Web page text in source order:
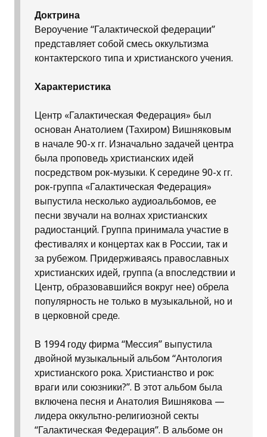
Доктрина
Вероучение “Галактической федерации”
представляет собой смесь оккультизма
контактерского типа и христианского учения.
Характеристика
Центр «Галактическая Федерация» был
основан Анатолием (Тахиром) Вишняковым
в начале 90-х гг. Изначально задачей центра
была проповедь христианских идей
посредством рок-музыки. К середине 90-х гг.
рок-группа «Галактическая Федерация»
выпустила несколько аудиоальбомов, ее
песни звучали на волнах христианских
радиостанций. Группа принимала участие в
фестивалях и концертах как в России, так и
за рубежом. Придерживаясь православных
христианских идей, группа (а впоследствии и
Центр, образовавшийся вокруг нее) обрела
популярность не только в музыкальной, но и
в церковной среде.
В 1994 году фирма “Мессия” выпустила
двойной музыкальный альбом “Антология
христианского рока. Христианство и рок:
враги или союзники?”. В этот альбом была
включена песня и Анатолия Вишнякова —
лидера оккультно-религиозной секты
“Галактическая Федерация”. В альбоме он